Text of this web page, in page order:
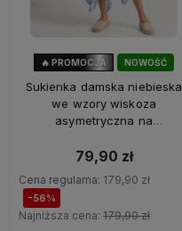
NOWOŚĆ
🔥 PROMOCJA
Sukienka damska niebieska
we wzory wiskoza
asymetryczna na
79,90 zł
Cena regularna: 179,90 zł
-56%
Najniższa cena: 179,90 zł